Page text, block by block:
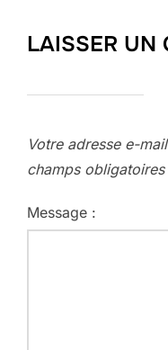
LAISSER UN
Votre adresse e-
champs
Message :